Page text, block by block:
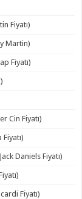
Fiyatı)
Martin)
Fiyatı)
Cin Fiyatı)
Daniels Fiyatı)
Fiyatı)